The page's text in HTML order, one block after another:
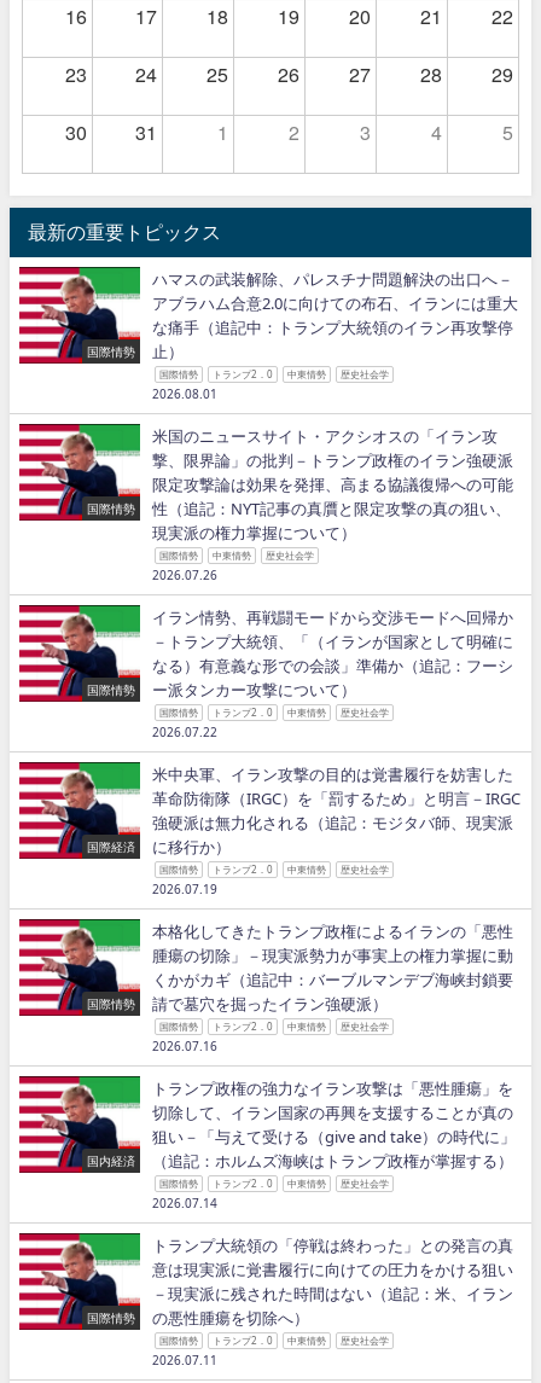
16 17 18 19 20 21 22
23 24 25 26 27 28 29
30 31 1 2 3 4 5
最新の重要トピックス
国際情勢
ハマスの武装解除、パレスチナ問題解決の出口へ－
アブラハム合意2.0に向けての布石、イランには重大
な痛手（追記中：トランプ大統領のイラン再攻撃停
止）
国際情勢 トランプ2．0 中東情勢 歴史社会学
2026.08.01
国際情勢
米国のニュースサイト・アクシオスの「イラン攻
撃、限界論」の批判－トランプ政権のイラン強硬派
限定攻撃論は効果を発揮、高まる協議復帰への可能
性（追記：NYT記事の真贋と限定攻撃の真の狙い、
現実派の権力掌握について）
国際情勢 中東情勢 歴史社会学
2026.07.26
国際情勢
イラン情勢、再戦闘モードから交渉モードへ回帰か
－トランプ大統領、「（イランが国家として明確に
なる）有意義な形での会談」準備か（追記：フーシ
ー派タンカー攻撃について）
国際情勢 トランプ2．0 中東情勢 歴史社会学
2026.07.22
国際経済
米中央軍、イラン攻撃の目的は覚書履行を妨害した
革命防衛隊（IRGC）を「罰するため」と明言－IRGC
強硬派は無力化される（追記：モジタバ師、現実派
に移行か）
国際情勢 トランプ2．0 中東情勢 歴史社会学
2026.07.19
国際情勢
本格化してきたトランプ政権によるイランの「悪性
腫瘍の切除」－現実派勢力が事実上の権力掌握に動
くかがカギ（追記中：バーブルマンデブ海峡封鎖要
請で墓穴を掘ったイラン強硬派）
国際情勢 トランプ2．0 中東情勢 歴史社会学
2026.07.16
国内経済
トランプ政権の強力なイラン攻撃は「悪性腫瘍」を
切除して、イラン国家の再興を支援することが真の
狙い－「与えて受ける（give and take）の時代に」
（追記：ホルムズ海峡はトランプ政権が掌握する）
国際情勢 トランプ2．0 中東情勢 歴史社会学
2026.07.14
国際情勢
トランプ大統領の「停戦は終わった」との発言の真
意は現実派に覚書履行に向けての圧力をかける狙い
－現実派に残された時間はない（追記：米、イラン
の悪性腫瘍を切除へ）
国際情勢 トランプ2．0 中東情勢 歴史社会学
2026.07.11